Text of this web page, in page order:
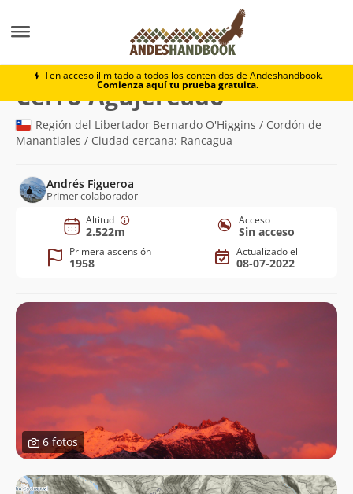
Ten acceso ilimitado a todos los contenidos de Andeshandbook.
Comienza aquí tu prueba gratuita.
Cerro Agujereado
Cerro Agujereado(2.522m)
Región del Libertador Bernardo O'Higgins / Cordón de
Manantiales / Ciudad cercana: Rancagua
Andrés Figueroa
Primer colaborador
Altitud
2.522m
Acceso
Sin acceso
Primera ascensión
1958
Actualizado el
08-07-2022
6 fotos